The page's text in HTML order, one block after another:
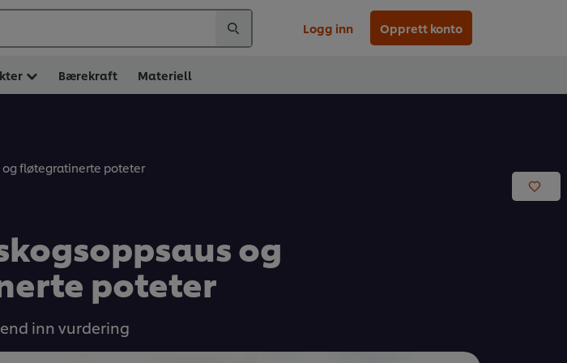
Logg inn Opprett konto
Bærekraft Materiell
og fløtegratinerte poteter
og
poteter
Ingen
vurderinger
inn vurdering